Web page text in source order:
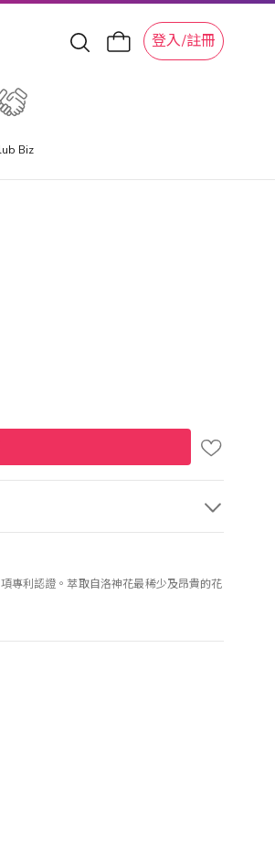
登入/註冊
Biz
專利認證。萃取自洛神花最稀少及昂貴的花